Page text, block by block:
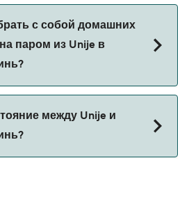
с собой домашних
паром из Unije в
между Unije и Мали-Лошинь.
между Unije и